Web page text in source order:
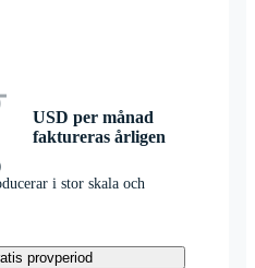
USD per månad
faktureras årligen
i stor skala och
provperiod